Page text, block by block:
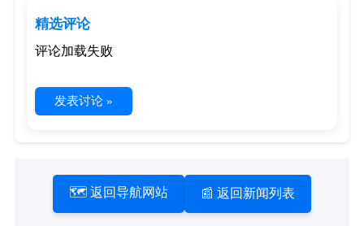
精选评论
评论加载失败
发表讨论 »
🗺️ 返回导航网站 📰 返回新闻列表